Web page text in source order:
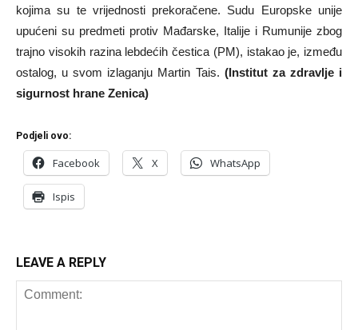
kojima su te vrijednosti prekoračene. Sudu Europske unije
upućeni su predmeti protiv Mađarske, Italije i Rumunije zbog
trajno visokih razina lebdećih čestica (PM), istakao je, između
ostalog, u svom izlaganju Martin Tais. (Institut za zdravlje i
sigurnost hrane Zenica)
Podjeli ovo:
Facebook X WhatsApp
Ispis
LEAVE A REPLY